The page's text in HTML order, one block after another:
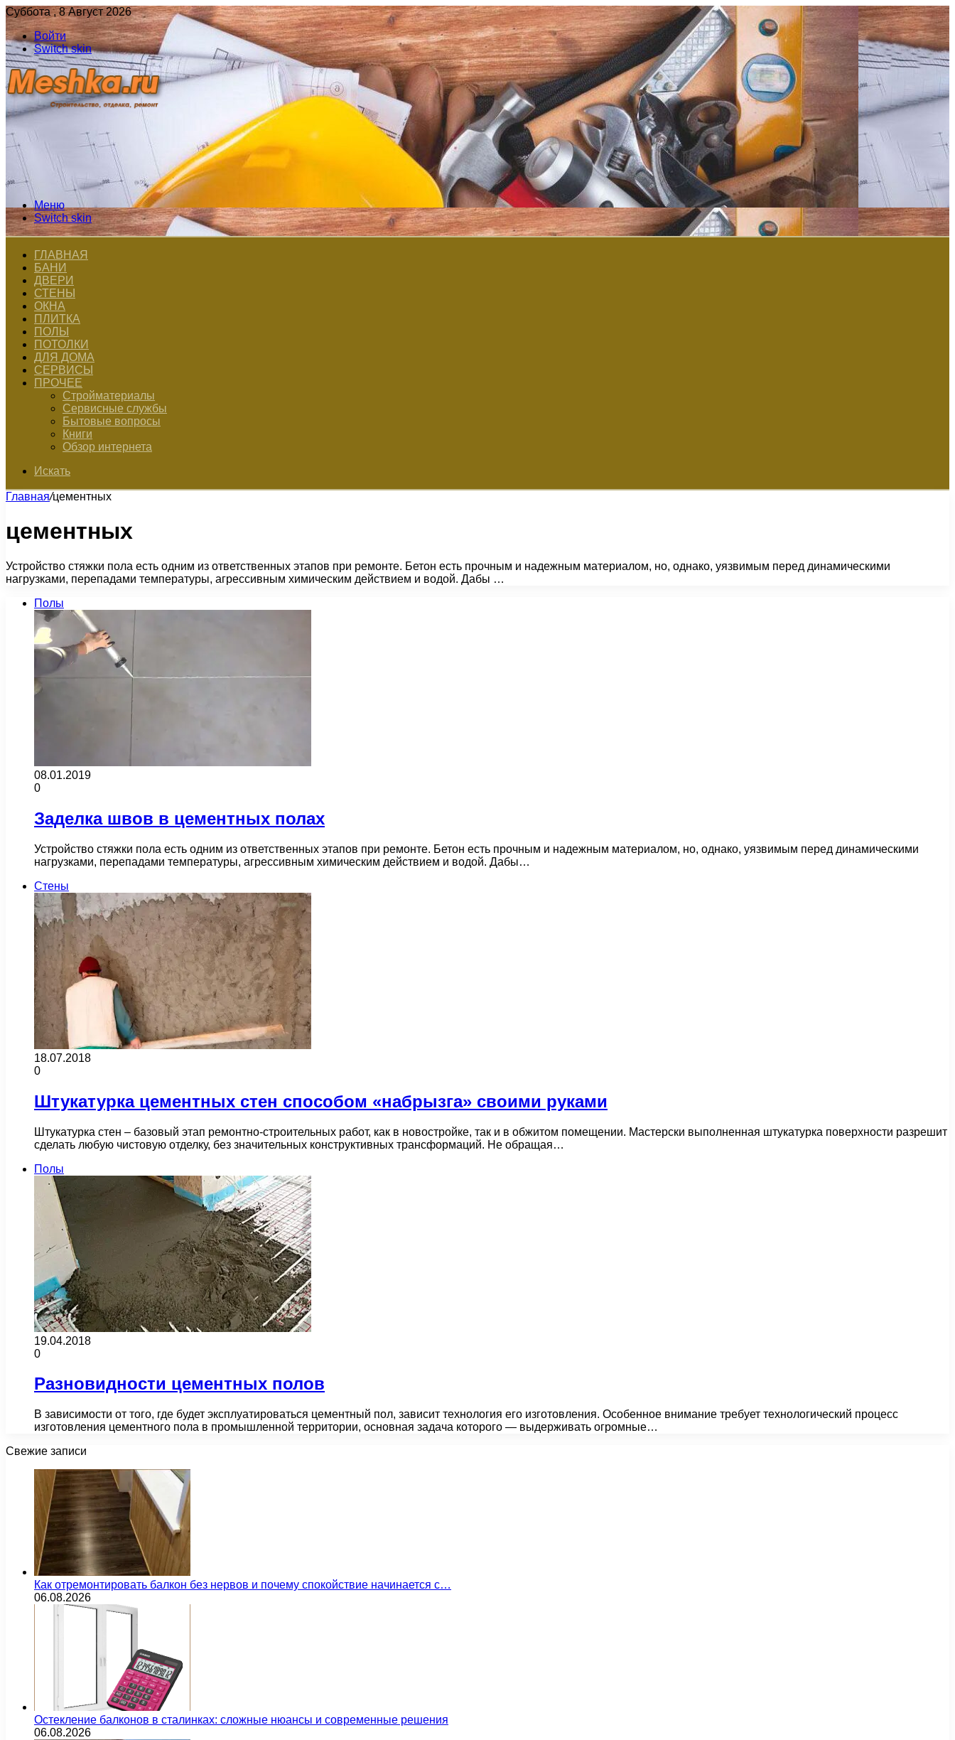
Суббота , 8 Август 2026
Войти
Switch skin
Меню
Switch skin
ГЛАВНАЯ
БАНИ
ДВЕРИ
СТЕНЫ
ОКНА
ПЛИТКА
ПОЛЫ
ПОТОЛКИ
ДЛЯ ДОМА
СЕРВИСЫ
ПРОЧЕЕ
Стройматериалы
Сервисные службы
Бытовые вопросы
Книги
Обзор интернета
Искать
Главная/цементных
цементных
Устройство стяжки пола есть одним из ответственных этапов при ремонте. Бетон есть прочным и надежным материалом, но, однако, уязвимым перед динамическими
нагрузками, перепадами температуры, агрессивным химическим действием и водой. Дабы …
Полы
08.01.2019
0
Заделка швов в цементных полах
Устройство стяжки пола есть одним из ответственных этапов при ремонте. Бетон есть прочным и надежным материалом, но, однако, уязвимым перед динамическими
нагрузками, перепадами температуры, агрессивным химическим действием и водой. Дабы…
Стены
18.07.2018
0
Штукатурка цементных стен способом «набрызга» своими руками
Штукатурка стен – базовый этап ремонтно-строительных работ, как в новостройке, так и в обжитом помещении. Мастерски выполненная штукатурка поверхности разрешит
сделать любую чистовую отделку, без значительных конструктивных трансформаций. Не обращая…
Полы
19.04.2018
0
Разновидности цементных полов
В зависимости от того, где будет эксплуатироваться цементный пол, зависит технология его изготовления. Особенное внимание требует технологический процесс
изготовления цементного пола в промышленной территории, основная задача которого — выдерживать огромные…
Свежие записи
Как отремонтировать балкон без нервов и почему спокойствие начинается с…
06.08.2026
Остекление балконов в сталинках: сложные нюансы и современные решения
06.08.2026